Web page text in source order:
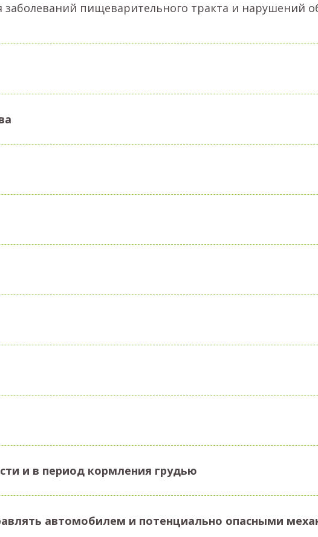
заболеваний пищеварительного тракта и нарушений
и в период кормления грудью
автомобилем и потенциально опасными